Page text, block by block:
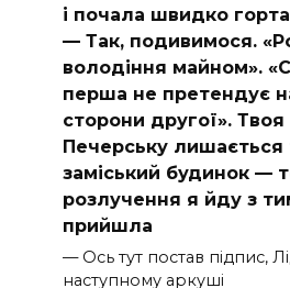
і почала швидко
— Так, подивимося.
володіння майном».
перша не претендує
сторони другої».
Печерську лишається
заміський будинок —
розлучення я йду з
прийшла
— Ось тут постав підпис,
наступному аркуші